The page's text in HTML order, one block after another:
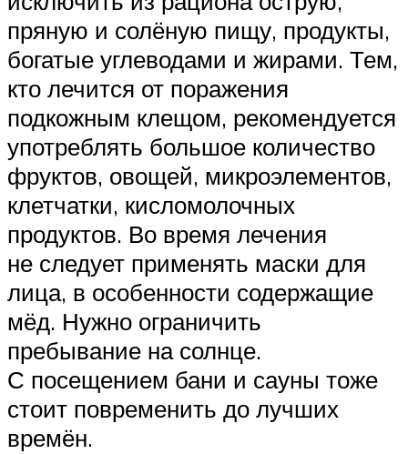
пряную и солёную пищу, продукты,
богатые углеводами и жирами. Тем,
кто лечится от поражения
подкожным клещом, рекомендуется
употреблять большое количество
фруктов, овощей, микроэлементов,
клетчатки, кисломолочных
продуктов. Во время лечения
не следует применять маски для
лица, в особенности содержащие
мёд. Нужно ограничить
пребывание на солнце.
С посещением бани и сауны тоже
стоит повременить до лучших
времён.